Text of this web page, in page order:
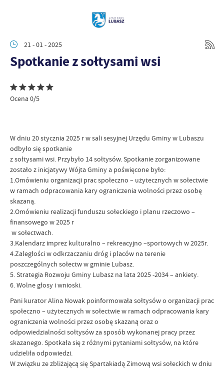
21 - 01 - 2025
Spotkanie z sołtysami wsi
Ocena 0/5
W dniu 20 stycznia 2025 r w sali sesyjnej Urzędu Gminy w Lubaszu
odbyło się spotkanie
z sołtysami wsi. Przybyło 14 sołtysów. Spotkanie zorganizowane
zostało z inicjatywy Wójta Gminy a poświęcone było:
1.Omówieniu organizacji prac społeczno – użytecznych w sołectwie
w ramach odpracowania kary ograniczenia wolności przez osobę
skazaną.
2.Omówieniu realizacji funduszu sołeckiego i planu rzeczowo –
finansowego w 2025 r
w sołectwach.
3.Kalendarz imprez kulturalno – rekreacyjno –sportowych w 2025r.
4.Zaległości w odkrzaczaniu dróg i placów na terenie
poszczególnych sołectw w gminie Lubasz.
5. Strategia Rozwoju Gminy Lubasz na lata 2025 -2034 – ankiety.
6. Wolne głosy i wnioski.
Pani kurator Alina Nowak poinformowała sołtysów o organizacji prac
społeczno – użytecznych w sołectwie w ramach odpracowania kary
ograniczenia wolności przez osobę skazaną oraz o
odpowiedzialności sołtysów za sposób wykonanej pracy przez
skazanego. Spotkała się z różnymi pytaniami sołtysów, na które
udzieliła odpowiedzi.
W związku ze zbliżającą się Spartakiadą Zimową wsi sołeckich w dniu